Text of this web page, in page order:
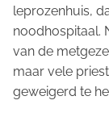
leprozenhuis,
noodhospitaal.
van de
maar vele
geweigerd te